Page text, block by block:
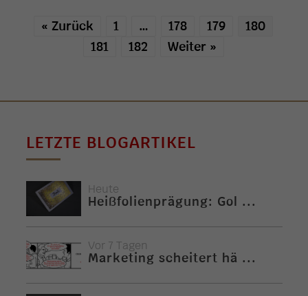
« Zurück 1 … 178 179
180
181
182 Weiter »
LETZTE BLOGARTIKEL
Heute
Heißfolienprägung: Gol ...
Vor 7 Tagen
Marketing scheitert hä ...